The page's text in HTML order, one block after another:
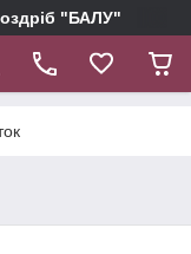
"БАЛУ"